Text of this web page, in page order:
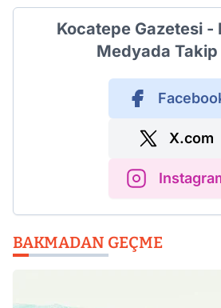
Kocatepe Gazetesi -
Medyada Takip
X.com
BAKMADAN GEÇME